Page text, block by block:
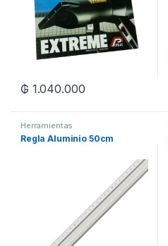
₲ 1.040.000
Herramientas
Regla Aluminio 50cm